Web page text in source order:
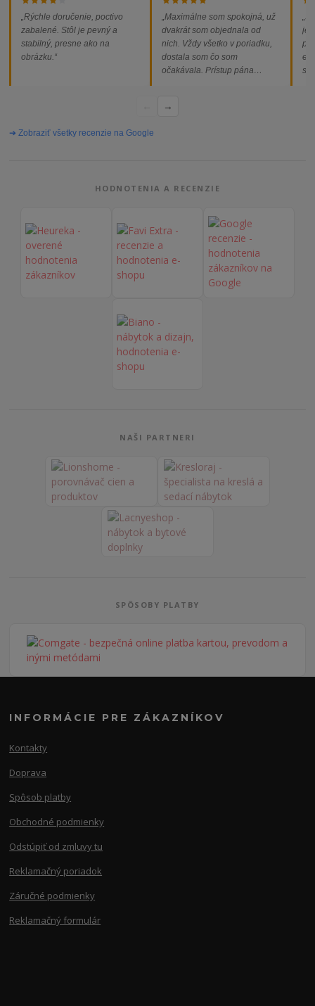
„Rýchle doručenie, poctivo
zabalené. Stôl je pevný a
stabilný, presne ako na
obrázku.“
„Maximálne som spokojná, už
dvakrát som objednala od
nich. Vždy všetko v poriadku,
dostala som čo som
očakávala. Prístup pána
problémov. Vrele odporúčam!“
→
➔ Zobraziť všetky recenzie na Google
HODNOTENIA A RECENZIE
NAŠI PARTNERI
SPÔSOBY PLATBY
INFORMÁCIE PRE ZÁKAZNÍKOV
Kontakty
Doprava
Spôsob platby
Obchodné podmienky
Odstúpiť od zmluvy tu
Reklamačný poriadok
Záručné podmienky
Reklamačný formulár